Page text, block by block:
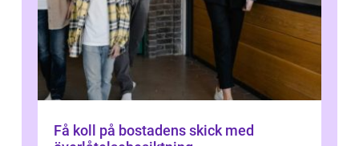
Få koll på bostadens skick med